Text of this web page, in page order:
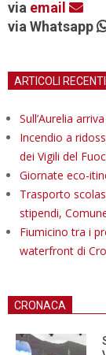
via email
via Whatsapp
ARTICOLI RECENTI
Sull’Aurelia
Incendio a
dei Vigili del
Giornate eco-
Trasporto
stipendi,
Fiumicino tra i
waterfront di
CRONACA